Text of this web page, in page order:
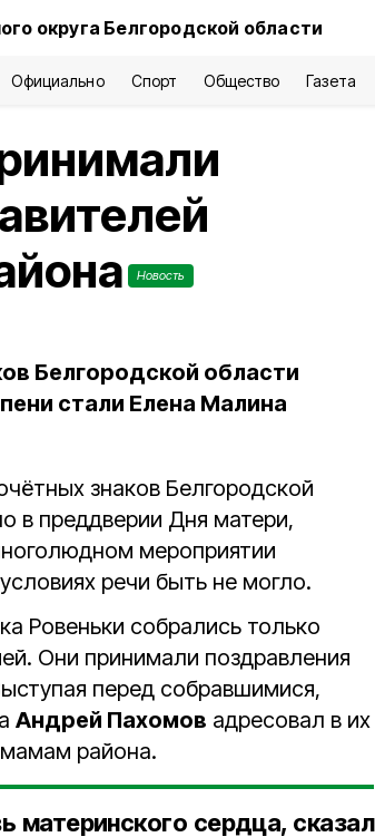
округа Белгородской области
Официально Спорт Общество Газета
Новость
Белгородской области
стали Елена Малина
знаков Белгородской
в преддверии Дня матери,
мероприятии
речи быть не могло.
Ровеньки собрались только
Они принимали поздравления
перед собравшимися,
Андрей Пахомов адресовал в их
района.
материнского сердца, сказал